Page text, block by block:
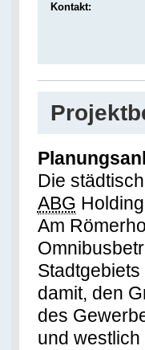
Kontakt:
Die
ABG
Am
damit, den
des
und